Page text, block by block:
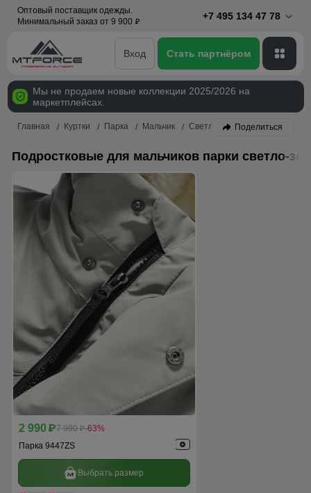
Оптовый поставщик одежды.
Минимальный заказ от 9 900 p
+7 495 134 47 78
Вход Стать партнёром
Мы не продаем новые коллекции 2025/2026 на
маркетплейсах.
Главная Куртки Парка Мальчик Светло-зеленыйПоделиться
Подростковые для мальчиков парки светло-
2 990 p7 990 p-63%
Парка 9447ZS
Выбрать размер